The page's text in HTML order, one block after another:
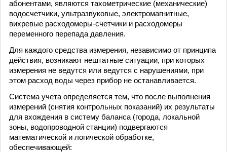
абонентами, являются тахометрические (механические)
водосчетчики, ультразвуковые, электромагнитные,
вихревые расходомеры-счетчики и расходомеры
переменного перепада давления.
Для каждого средства измерения, независимо от принципа
действия, возникают нештатные ситуации, при которых
измерения не ведутся или ведутся с нарушениями, при
этом расход воды через прибор не останавливается.
Система учета определяется тем, что после выполнения
измерений (снятия контрольных показаний) их результаты
для вхождения в систему баланса (города, локальной
зоны, водопроводной станции) подвергаются
математической и логической обработке,
обеспечивающей: